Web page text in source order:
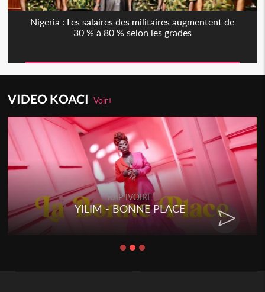
Nigeria : Les salaires des militaires augmentent de
30 % à 80 % selon les grades
VIDEO KOACIVoir+
RAP IVOIRE
YILIM - BONNE PLACE